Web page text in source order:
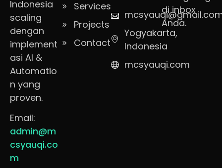
Indonesia
scaling
dengan
implement
asi AI &
Automatio
n yang
proven.
Email:
admin@m
csyauqi.co
m
Services
Projects
Contact
Yogyakarta,
Indonesia
mcsyauqi.com
di inbox
Anda.